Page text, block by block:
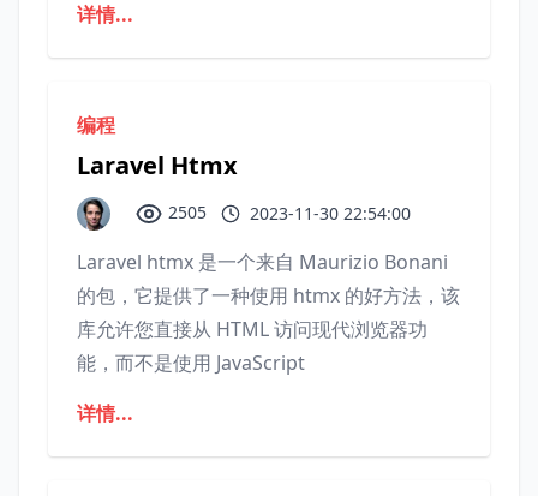
详情...
编程
Laravel Htmx
2505 2023-11-30 22:54:00
Laravel htmx 是一个来自 Maurizio Bonani
的包，它提供了一种使用 htmx 的好方法，该
库允许您直接从 HTML 访问现代浏览器功
能，而不是使用 JavaScript
详情...